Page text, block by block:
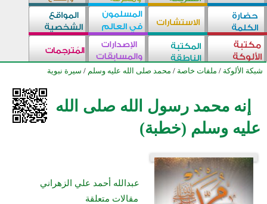
شبكة الألوكة / ملفات خاصة / محمد صلى الله عليه وسلم / سيرة نبوية
إنه محمد رسول الله صلى الله
عليه وسلم (خطبة)
عبدالله أحمد علي الزهراني
مقالات متعلقة